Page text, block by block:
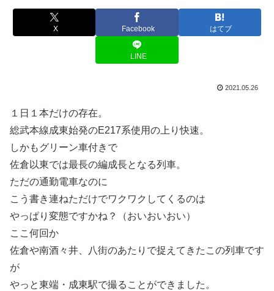
X Facebook はてブ
LINE
2021.05.26
１日１本だけの存在。
総武本線成東始発のE217系使用の上り快速。
しかもグリーン車付きで
佐倉以東では最長の編成長となる列車。
ただの通勤電車なのに
こう書き連ねただけでワクワクしてくるのは
やっぱり変態ですかね？（おいおいおい）
ここ何回か
佐倉や南酒々井、八街のあたりで捉えてきたこの列車です
が
やっと東端・成東駅で撮ることができました。